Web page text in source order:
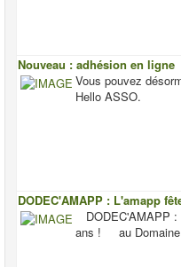
Nouveau : adhésion en ligne
Vous pouvez
Hello ASSO.
DODEC'AMAPP : L'amapp
DODEC'AMAPP
ans ! au Domaine